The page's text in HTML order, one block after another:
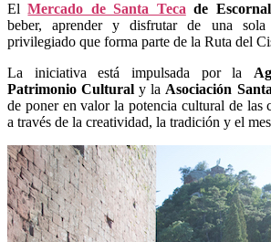
ElMercado de Santa Teca de
beber, aprender y disfrutar de una
privilegiado que forma parte de la Ruta del
La iniciativa está impulsada por la
Patrimonio Cultural y laAsociación
de poner en valor la potencia cultural de las
a través de la creatividad, la tradición y el